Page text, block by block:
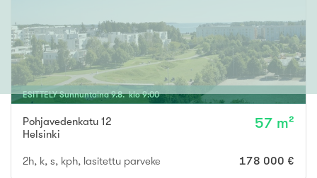
ESITTELY Sunnuntaina 9.8. klo9:00
Pohjavedenkatu 12
Helsinki
57 m²
2h, k, s, kph, lasitettu parveke 178 000 €